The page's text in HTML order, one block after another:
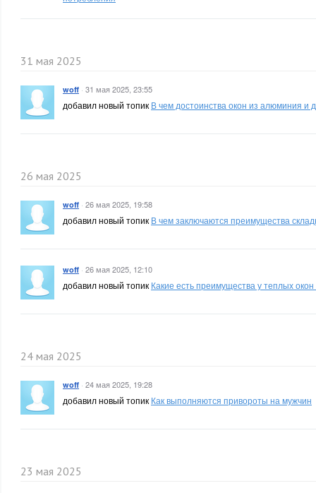
31 мая 2025
woff · 31 мая 2025, 23:55
добавил новый топик В чем достоинства окон из алюминия и
26 мая 2025
woff · 26 мая 2025, 19:58
добавил новый топик В чем заключаются преимущества
woff · 26 мая 2025, 12:10
добавил новый топик Какие есть преимущества у теплых
24 мая 2025
woff · 24 мая 2025, 19:28
добавил новый топик Как выполняются привороты на мужчин
23 мая 2025